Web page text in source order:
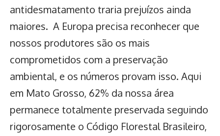
antidesmatamento traria prejuízos ainda
maiores. A Europa precisa reconhecer que
nossos produtores são os mais
comprometidos com a preservação
ambiental, e os números provam isso. Aqui
em Mato Grosso, 62% da nossa área
permanece totalmente preservada seguindo
rigorosamente o Código Florestal Brasileiro,